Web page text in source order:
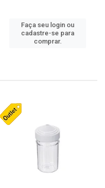
Faça seu login ou
cadastre-se para
comprar.